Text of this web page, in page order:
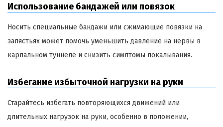
Использование бандажей или повязок
Носить специальные бандажи или сжимающие повязки на
запястьях может помочь уменьшить давление на нервы в
карпальном туннеле и снизить симптомы покалывания.
Избегание избыточной нагрузки на руки
Старайтесь избегать повторяющихся движений или
длительных нагрузок на руки, особенно в положении,